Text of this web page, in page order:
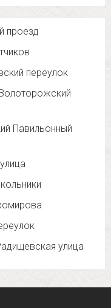
проезд
переулок
Павильонный
улица